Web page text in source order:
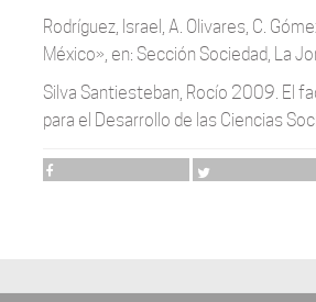
Rodríguez, Israel, A. Olivares, C.
México», en: Sección Sociedad, La
Silva Santiesteban, Rocío 2009. El
para el Desarrollo de las Ciencias